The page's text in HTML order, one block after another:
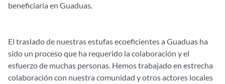
beneficiaria en Guaduas.
El traslado de nuestras estufas ecoeficientes a Guaduas ha
sido un proceso que ha requerido la colaboración y el
esfuerzo de muchas personas. Hemos trabajado en estrecha
colaboración con nuestra comunidad y otros actores locales